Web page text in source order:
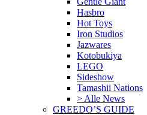
Hasbro
Hot Toys
Iron Studios
Jazwares
Kotobukiya
LEGO
Sideshow
Tamashii Nations
> Alle News
GREEDO’S GUIDE